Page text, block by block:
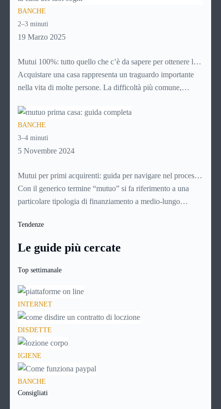
il mondo.
BANCHE
2–3 minuti
19 Marzo 2025
Mutui 100%: tutto quello che c’è da sapere per ottenere la
casa dei tuoi sogni
Acquistare una casa rappresenta un traguardo importante
nella vita di molte persone. La difficoltà più comune,
entrano in gioco i mutui 100%, che finanziano l’intero
valore dell’immobile senza richiedere versamenti iniziali.
Analizziamone nel dettaglio le caratteristiche e i vantaggi.
BANCHE
3–4 minuti
5 Novembre 2024
Mutui per primi acquirenti: guida per navigare nel processo
di acquisto della casa
Con il generico termine “mutuo” si fa riferimento a una
particolare tipologia di finanziamento a medio-lungo
anni). Si tratta di norma di un contratto a titolo oneroso: il
capitale richiesto, ma anche una certa quota a titolo di
interessi e altre spese.
Tendenze
Le guide più cercate
Top settimanale
INTERNET
DISDETTE
IGIENE
BANCHE
Consigliati